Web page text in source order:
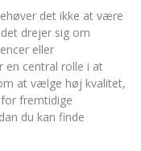
det ikke at være
drejer sig om
eller
en central rolle i at
at vælge høj kvalitet,
fremtidige
du kan finde